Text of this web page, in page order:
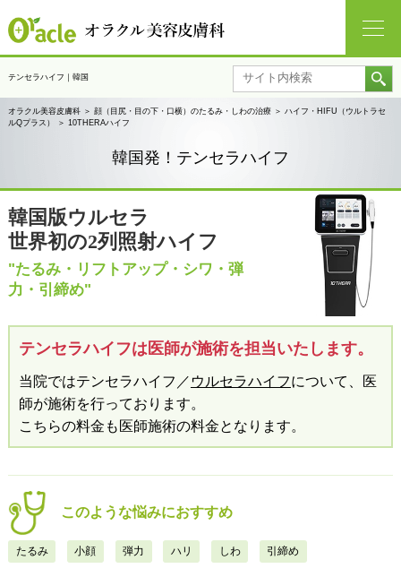
テンセラハイフ｜韓国
オラクル美容皮膚科 ＞ 顔（目尻・目の下・口横）のたるみ・しわの治療 ＞ ハイフ・HIFU（ウルトラセ
ルQプラス）
＞ 10THERAハイフ
韓国発！テンセラハイフ
韓国版ウルセラ
世界初の2列照射ハイフ
"たるみ・リフトアップ・シワ・弾
力・引締め"
テンセラハイフは医師が施術を担当いたします。
当院ではテンセラハイフ／ ウルセラハイフについて、医
師が施術を行っております。​
こちらの料金も医師施術の料金となります。
このような悩みにおすすめ
たるみ 小顔 弾力 ハリ しわ 引締め